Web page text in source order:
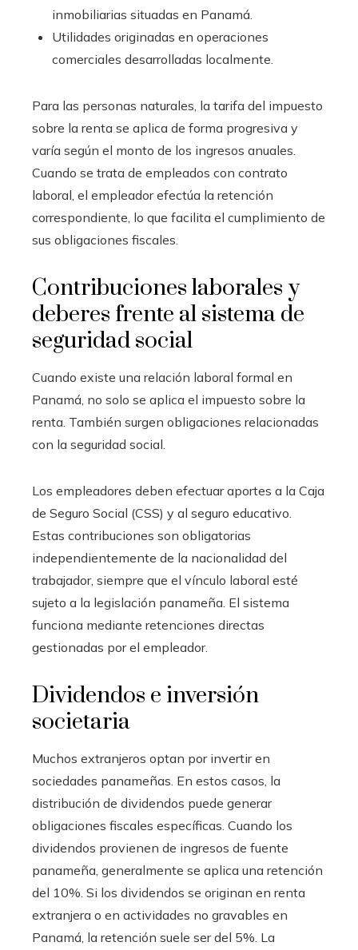
inmobiliarias situadas en Panamá.
Utilidades originadas en operaciones
comerciales desarrolladas localmente.
Para las personas naturales, la tarifa del impuesto
sobre la renta se aplica de forma progresiva y
varía según el monto de los ingresos anuales.
Cuando se trata de empleados con contrato
laboral, el empleador efectúa la retención
correspondiente, lo que facilita el cumplimiento de
sus obligaciones fiscales.
Contribuciones laborales y
deberes frente al sistema de
seguridad social
Cuando existe una relación laboral formal en
Panamá, no solo se aplica el impuesto sobre la
renta. También surgen obligaciones relacionadas
con la seguridad social.
Los empleadores deben efectuar aportes a la Caja
de Seguro Social (CSS) y al seguro educativo.
Estas contribuciones son obligatorias
independientemente de la nacionalidad del
trabajador, siempre que el vínculo laboral esté
sujeto a la legislación panameña. El sistema
funciona mediante retenciones directas
gestionadas por el empleador.
Dividendos e inversión
societaria
Muchos extranjeros optan por invertir en
sociedades panameñas. En estos casos, la
distribución de dividendos puede generar
obligaciones fiscales específicas. Cuando los
dividendos provienen de ingresos de fuente
panameña, generalmente se aplica una retención
del 10%. Si los dividendos se originan en renta
extranjera o en actividades no gravables en
Panamá, la retención suele ser del 5%. La